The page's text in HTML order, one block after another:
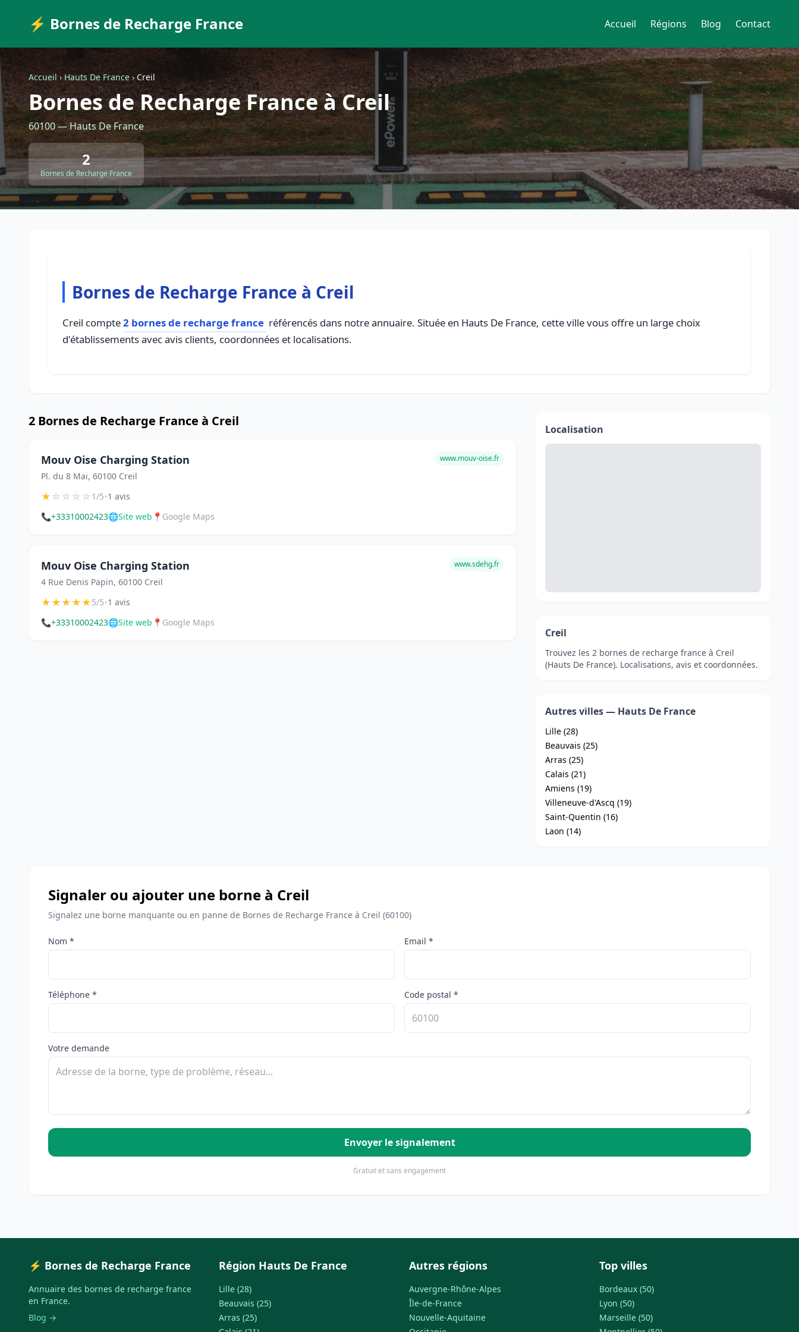
⚡ Bornes de Recharge France Accueil Régions Blog Contact
Accueil › Hauts De France › Creil
Bornes de Recharge France à Creil
60100 — Hauts De France
2
Bornes de Recharge France
Bornes de Recharge France à Creil
Creil compte2 bornes de recharge france référencés dans notre annuaire. Située en Hauts De France, cette ville vous offre un large choix
d'établissements avec avis clients, coordonnées et localisations.
2 Bornes de Recharge France à Creil
Mouv Oise Charging Station
Pl. du 8 Mai, 60100 Creil
www.mouv-oise.fr
★☆☆☆☆1/5•1 avis
📞+33310002423🌐Site web 📍 Google Maps
Mouv Oise Charging Station
4 Rue Denis Papin, 60100 Creil
www.sdehg.fr
★★★★★5/5•1 avis
📞+33310002423🌐Site web 📍 Google Maps
Localisation
Creil
Trouvez les 2 bornes de recharge france à Creil
(Hauts De France). Localisations, avis et coordonnées.
Autres villes — Hauts De France
Lille (28)
Beauvais (25)
Arras (25)
Calais (21)
Amiens (19)
Villeneuve-d'Ascq (19)
Saint-Quentin (16)
Laon (14)
Signaler ou ajouter une borne à Creil
Signalez une borne manquante ou en panne de Bornes de Recharge France à Creil (60100)
Nom * Email *
Téléphone * Code postal *
Votre demande
Envoyer le signalement
Gratuit et sans engagement
⚡ Bornes de Recharge France
Annuaire des bornes de recharge france
en France.
Blog →
Région Hauts De France
Lille (28)
Beauvais (25)
Arras (25)
Autres régions
Auvergne-Rhône-Alpes
Île-de-France
Nouvelle-Aquitaine
Top villes
Bordeaux (50)
Lyon (50)
Marseille (50)